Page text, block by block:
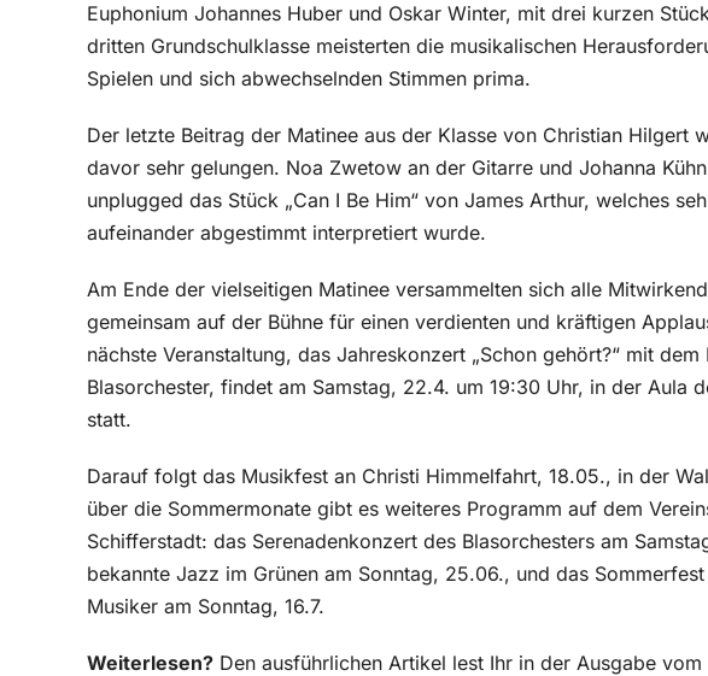
Euphonium Johannes Huber und Oskar Winter, mit drei kurzen
dritten Grundschulklasse meisterten die musikalischen
Spielen und sich abwechselnden Stimmen prima.
Der letzte Beitrag der Matinee aus der Klasse von Christian Hilgert
davor sehr gelungen. Noa Zwetow an der Gitarre und Johanna
unplugged das Stück „Can I Be Him“ von James Arthur, welches
aufeinander abgestimmt interpretiert wurde.
Am Ende der vielseitigen Matinee versammelten sich alle
gemeinsam auf der Bühne für einen verdienten und kräftigen
nächste Veranstaltung, das Jahreskonzert „Schon gehört?“ mit
Blasorchester, findet am Samstag, 22.4. um 19:30 Uhr, in der Aula
statt.
Darauf folgt das Musikfest an Christi Himmelfahrt, 18.05., in der
über die Sommermonate gibt es weiteres Programm auf dem
Schifferstadt: das Serenadenkonzert des Blasorchesters am
bekannte Jazz im Grünen am Sonntag, 25.06., und das
Musiker am Sonntag, 16.7.
Weiterlesen? Den ausführlichen Artikel lest Ihr in der Ausgabe vom